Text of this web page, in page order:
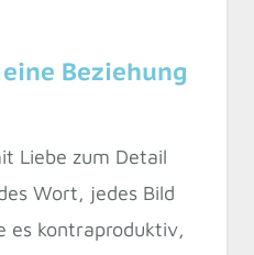
Beziehung
Liebe zum Detail
Wort, jedes Bild
es kontraproduktiv,